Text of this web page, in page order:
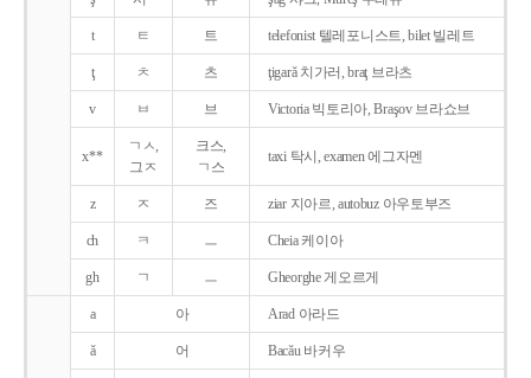
t ㅌ 트 telefonist 텔레포니스트, bilet 빌레트
ţ ㅊ 츠 ţigarǎ 치가러, braţ 브라츠
v ㅂ 브 Victoria 빅토리아, Braşov 브라쇼브
x**
ㄱㅅ,
그ㅈ
크스,
ㄱ스
taxi 탁시, examen 에그자멘
z ㅈ 즈 ziar 지아르, autobuz 아우토부즈
ch ㅋ ㅡ Cheia 케이아
gh ㄱ ㅡ Gheorghe 게오르게
a 아 Arad 아라드
ǎ 어 Bacǎu 바커우